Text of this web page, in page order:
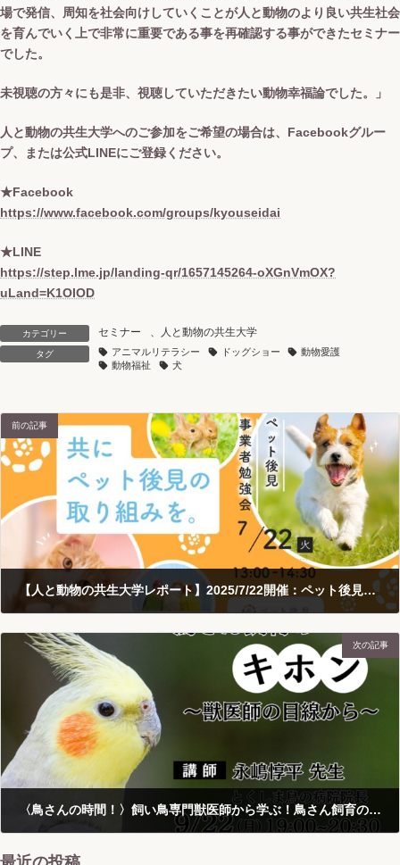
場で発信、周知を社会向けしていくことが人と動物のより良い共生社会
を育んでいく上で非常に重要である事を再確認する事ができたセミナー
でした。
未視聴の方々にも是非、視聴していただきたい動物幸福論でした。」
人と動物の共生大学へのご参加をご希望の場合は、Facebookグルー
プ、または公式LINEにご登録ください。
★Facebook
https://www.facebook.com/groups/kyouseidai
★LINE
https://step.lme.jp/landing-qr/1657145264-oXGnVmOX?
uLand=K1OIOD
カテゴリー セミナー 、 人と動物の共生大学
タグ アニマルリテラシー ドッグショー
動物愛護
動物福祉
犬
前の記事
【人と動物の共生大学レポート】2025/7/22開催：ペット後見事業者勉強会（生命保険の仕組み、生命保険信託を活用したペット後見）
2025-07-29
次の記事
〈鳥さんの時間！〉飼い鳥専門獣医師から学ぶ！鳥さん飼育のキホン ～獣医師の目線から～〈参加無料〉
2025-08-20